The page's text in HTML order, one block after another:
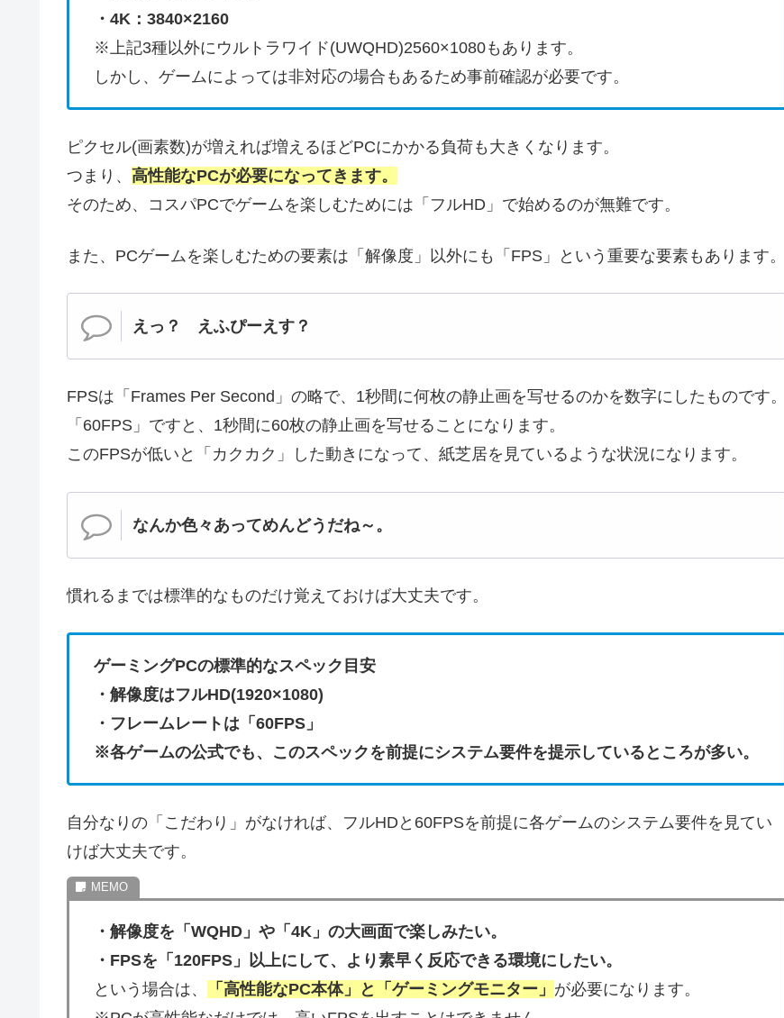
・4K：3840×2160
※上記3種以外にウルトラワイド(UWQHD)2560×1080もあります。
しかし、ゲームによっては非対応の場合もあるため事前確認が必要です。
ピクセル(画素数)が増えれば増えるほどPCにかかる負荷も大きくなります。
つまり、 高性能なPCが必要になってきます。
そのため、コスパPCでゲームを楽しむためには「フルHD」で始めるのが無難です。
また、PCゲームを楽しむための要素は「解像度」以外にも「FPS」という重要な要素もあります。
えっ？ えふぴーえす？
FPSは「Frames Per Second」の略で、1秒間に何枚の静止画を写せるのかを数字にしたものです。
「60FPS」ですと、1秒間に60枚の静止画を写せることになります。
このFPSが低いと「カクカク」した動きになって、紙芝居を見ているような状況になります。
なんか色々あってめんどうだね～。
慣れるまでは標準的なものだけ覚えておけば大丈夫です。
ゲーミングPCの標準的なスペック目安
・解像度はフルHD(1920×1080)
・フレームレートは「60FPS」
※各ゲームの公式でも、このスペックを前提にシステム要件を提示しているところが多い。
自分なりの「こだわり」がなければ、フルHDと60FPSを前提に各ゲームのシステム要件を見てい
けば大丈夫です。
・解像度を「WQHD」や「4K」の大画面で楽しみたい。
・FPSを「120FPS」以上にして、より素早く反応できる環境にしたい。
という場合は、
「高性能なPC本体」と「ゲーミングモニター」 が必要になります。